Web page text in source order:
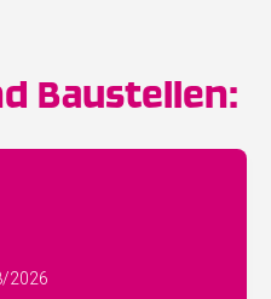
Baustellen:
2026